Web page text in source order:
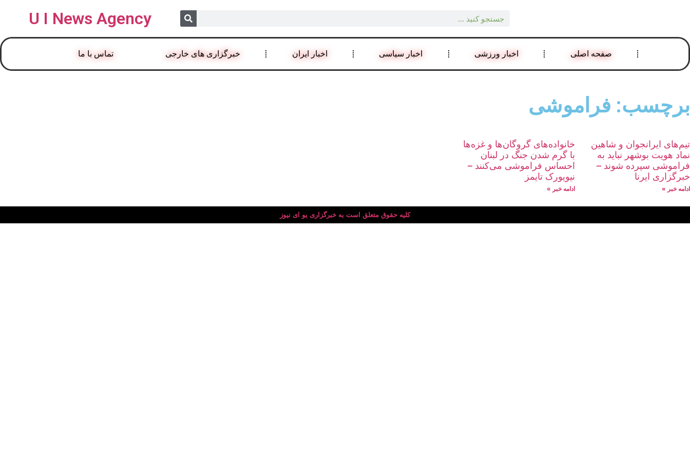
U I News Agency
صفحه اصلی اخبار ورزشی اخبار سیاسی اخبار ایران خبرگزاری های خارجی تماس با ما
برچسب: فراموشی
تیم‌های ایرانجوان و شاهین
نماد هویت بوشهر نباید به
فراموشی سپرده شوند –
خبرگزاری ایرنا
ادامه خبر »
خانواده‌های گروگان‌ها و غزه‌ها
با گرم شدن جنگ در لبنان
احساس فراموشی می‌کنند –
نیویورک تایمز
ادامه خبر »
کلیه حقوق متعلق است به خبرگزاری یو ای نیوز